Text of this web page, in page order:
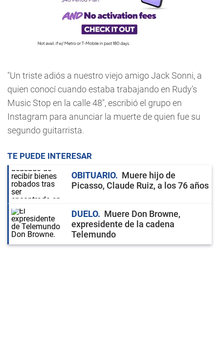
"Un triste adiós a nuestro viejo amigo Jack Sonni, a
quien conocí cuando estaba trabajando en Rudy's
Music Stop en la calle 48", escribió el grupo en
Instagram para anunciar la muerte de quien fue su
segundo guitarrista.
TE PUEDE INTERESAR
OBITUARIO
Muere hijo de
Picasso, Claude Ruiz, a los 76 años
DUELO
Muere Don Browne,
expresidente de la cadena
Telemundo